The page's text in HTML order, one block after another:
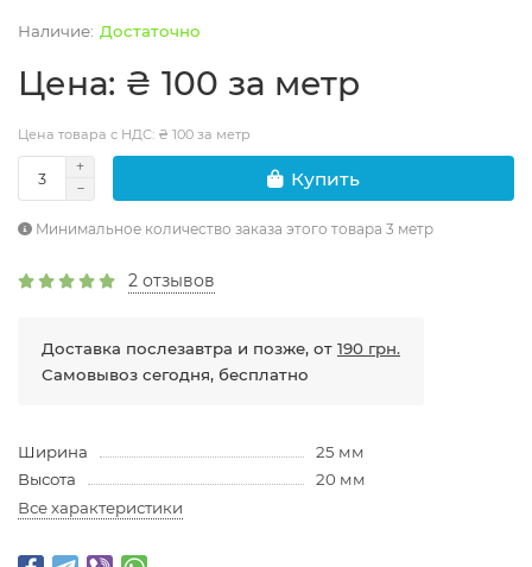
Достаточно
Цена: ₴ 100 за метр
Цена товара с НДС: ₴ 100 за метр
Купить
Минимальное количество заказа этого товара 3 метр
2 отзывов
Доставка послезавтра и позже, от 190 грн.
Самовывоз сегодня, бесплатно
Ширина
25 мм
Высота
20 мм
Все характеристики